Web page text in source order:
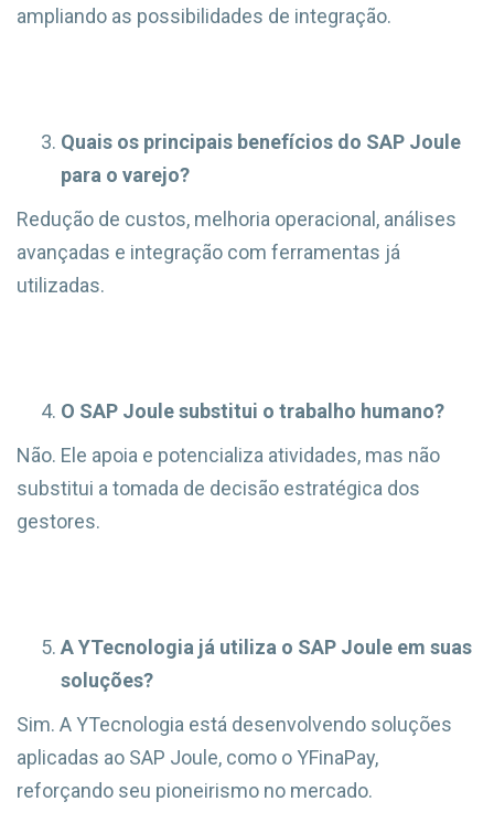
ampliando as possibilidades de integração.
Quais os principais benefícios do SAP Joule
para o varejo?
Redução de custos, melhoria operacional, análises
avançadas e integração com ferramentas já
utilizadas.
O SAP Joule substitui o trabalho humano?
Não. Ele apoia e potencializa atividades, mas não
substitui a tomada de decisão estratégica dos
gestores.
A YTecnologia já utiliza o SAP Joule em suas
soluções?
Sim. A YTecnologia está desenvolvendo soluções
aplicadas ao SAP Joule, como o YFinaPay,
reforçando seu pioneirismo no mercado.